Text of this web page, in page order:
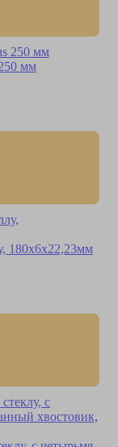
мм
180х6х22,23мм